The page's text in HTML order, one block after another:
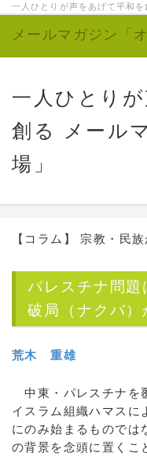
一人ひとりが声をあげて
メールマガジン「
一人ひとり
創る メール
場」
【コラム】 宗教・民
パレスチナ問題
破局（ナクバ）
荒木 重雄
中東・パレスチナを
イスラム組織ハマスに
にのみ始まるものでは
の背景を念頭に置くこ